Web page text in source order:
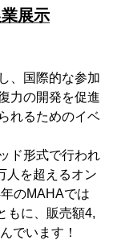
展示
、国際的な参加
力の開発を促進
れるためのイベ
ド形式で行われ
人を超えるオン
のMAHAでは
もに、販売額4,
でいます！